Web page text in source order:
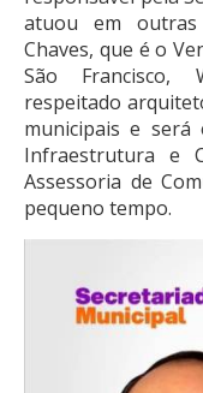
atuou em outras
Chaves, que é o
São Francisco,
respeitado
municipais e será
Infraestrutura e
Assessoria de
pequeno tempo.